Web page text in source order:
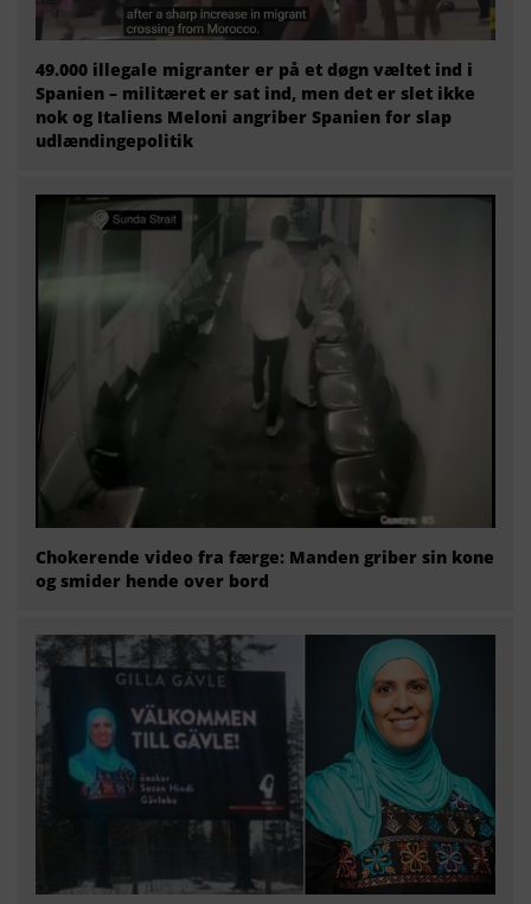
49.000 illegale migranter er på et døgn væltet ind i
Spanien – militæret er sat ind, men det er slet ikke
nok og Italiens Meloni angriber Spanien for slap
udlændingepolitik
Chokerende video fra færge: Manden griber sin kone
og smider hende over bord